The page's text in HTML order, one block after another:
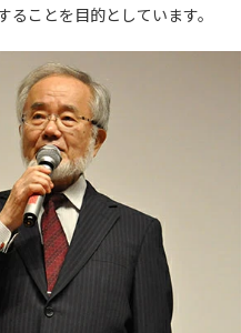
ことを目的としています。